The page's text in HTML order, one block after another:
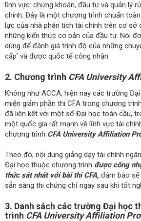
lĩnh vực: chứng khoán, đầu tư và quản lý
chính. Đây là một chương trình chuẩn
lực của nhà phân tích tài chính trên cơ sở
những kiến thức cơ bản của đầu tư. Nói
dùng để đánh giá trình độ của những
cấp’ và được quốc tế công nhận.
2. Chương trình CFA University
Không như ACCA, hiện nay các trường
miễn giảm phần thi CFA trong chương
đã liên kết với một số Đại học toàn cầu,
một quốc gia rất mạnh về lĩnh vực tài
chương trình CFA University Affiliation
Theo đó, nội dung giảng dạy tài chính
Đại học thuộc chương trình được công
thức sát nhất với bài thi CFA, đảm bảo sẽ
sẵn sàng thi chứng chỉ ngay sau khi tốt
3. Danh sách các trường Đại học
trình CFA University Affiliation